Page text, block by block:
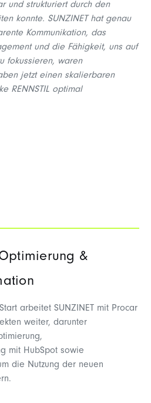
und strukturiert durchden
konnte. SUNZINET hat genau
Kommunikation, das
und die Fähigkeit, uns auf
fokussieren, waren
jetzt einen skalierbaren
RENNSTIL optimal
&
arbeitet SUNZINET mit Procar
weiter, darunter
mit HubSpot sowie
die Nutzung der neuen